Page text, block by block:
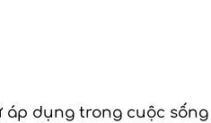
dụng trong cuộc